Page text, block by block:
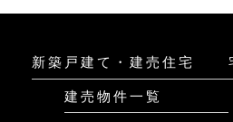
新築戸建て・建売住宅
建売物件一覧